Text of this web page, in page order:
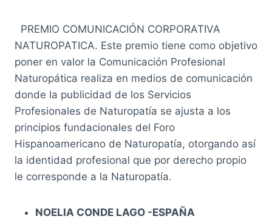
PREMIO COMUNICACIÓN CORPORATIVA
NATUROPATICA. Este premio tiene como objetivo
poner en valor la Comunicación Profesional
Naturopática realiza en medios de comunicación
donde la publicidad de los Servicios
Profesionales de Naturopatía se ajusta a los
principios fundacionales del Foro
Hispanoamericano de Naturopatía, otorgando así
la identidad profesional que por derecho propio
le corresponde a la Naturopatía.
NOELIA CONDE LAGO -ESPAÑA